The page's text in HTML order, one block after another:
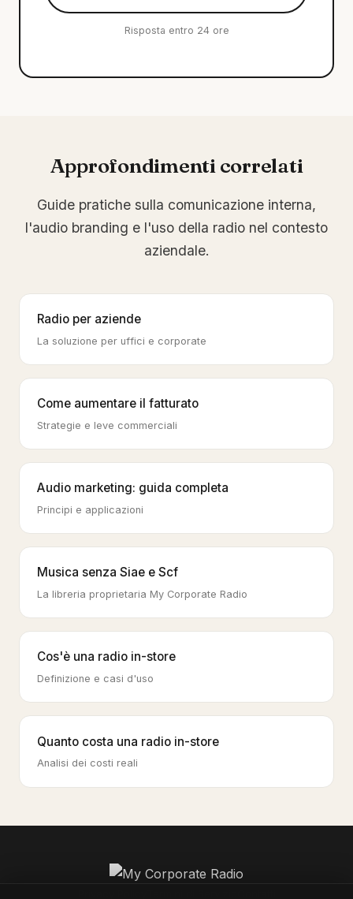
Risposta entro 24 ore
Approfondimenti correlati
Guide pratiche sulla comunicazione interna,
l'audio branding e l'uso della radio nel contesto
aziendale.
Radio per aziende
La soluzione per uffici e corporate
Come aumentare il fatturato
Strategie e leve commerciali
Audio marketing: guida completa
Principi e applicazioni
Musica senza Siae e Scf
La libreria proprietaria My Corporate Radio
Cos'è una radio in-store
Definizione e casi d'uso
Quanto costa una radio in-store
Analisi dei costi reali